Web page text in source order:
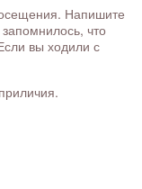
Напишите
что
вы ходили с